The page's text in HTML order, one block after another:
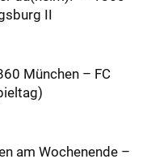
II
München – FC
am Wochenende –